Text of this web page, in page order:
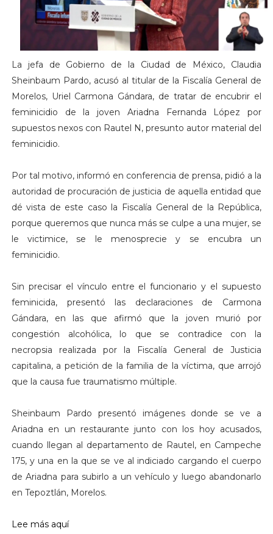
La jefa de Gobierno de la Ciudad de México, Claudia
Sheinbaum Pardo, acusó al titular de la Fiscalía General de
Morelos, Uriel Carmona Gándara, de tratar de encubrir el
feminicidio de la joven Ariadna Fernanda López por
supuestos nexos con Rautel N, presunto autor material del
feminicidio.
Por tal motivo, informó en conferencia de prensa, pidió a la
autoridad de procuración de justicia de aquella entidad que
dé vista de este caso la Fiscalía General de la República,
porque queremos que nunca más se culpe a una mujer, se
le victimice, se le menosprecie y se encubra un
feminicidio.
Sin precisar el vínculo entre el funcionario y el supuesto
feminicida, presentó las declaraciones de Carmona
Gándara, en las que afirmó que la joven murió por
congestión alcohólica, lo que se contradice con la
necropsia realizada por la Fiscalía General de Justicia
capitalina, a petición de la familia de la víctima, que arrojó
que la causa fue traumatismo múltiple.
Sheinbaum Pardo presentó imágenes donde se ve a
Ariadna en un restaurante junto con los hoy acusados,
cuando llegan al departamento de Rautel, en Campeche
175, y una en la que se ve al indiciado cargando el cuerpo
de Ariadna para subirlo a un vehículo y luego abandonarlo
en Tepoztlán, Morelos.
Lee más aquí